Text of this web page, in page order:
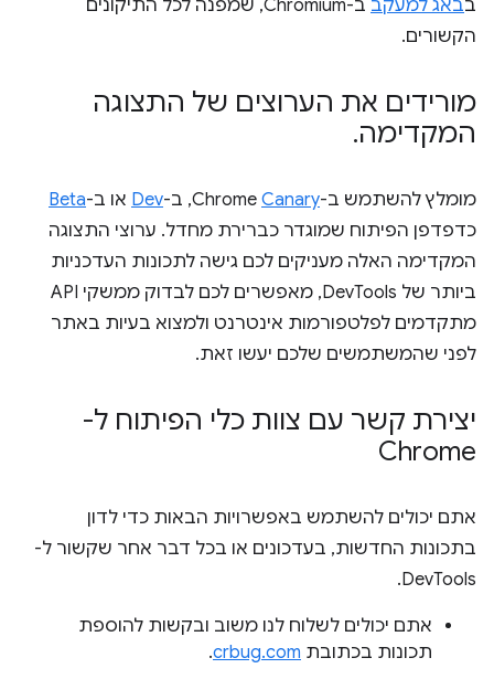
בבאג למעקב
ב-Chromium, שמפנה לכל התיקונים
הקשורים.
מורידים את הערוצים של התצוגה
המקדימה.
מומלץ להשתמש ב-ChromeCanary , ב-Dev או ב-Beta
כדפדפן הפיתוח שמוגדר כברירת מחדל. ערוצי התצוגה
המקדימה האלה מעניקים לכם גישה לתכונות העדכניות
ביותר של DevTools, מאפשרים לכם לבדוק ממשקי API
מתקדמים לפלטפורמות אינטרנט ולמצוא בעיות באתר
לפני שהמשתמשים שלכם יעשו זאת.
יצירת קשר עם צוות כלי הפיתוח ל-
Chrome
אתם יכולים להשתמש באפשרויות הבאות כדי לדון
בתכונות החדשות, בעדכונים או בכל דבר אחר שקשור ל-
DevTools.
אתם יכולים לשלוח לנו משוב ובקשות להוספת
תכונות בכתובת crbug.com
.